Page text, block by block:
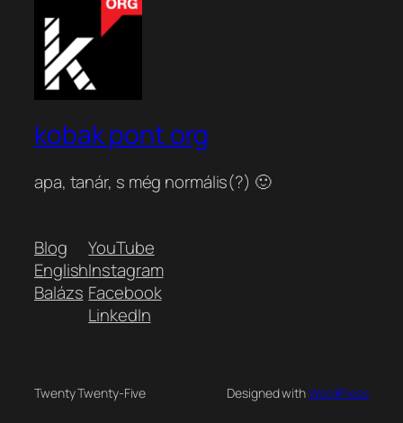
kobak pont org
apa, tanár, s még normális(?) 🙂
Blog
English
Balázs
YouTube
Instagram
Facebook
LinkedIn
Twenty Twenty-Five Designed withWordPress